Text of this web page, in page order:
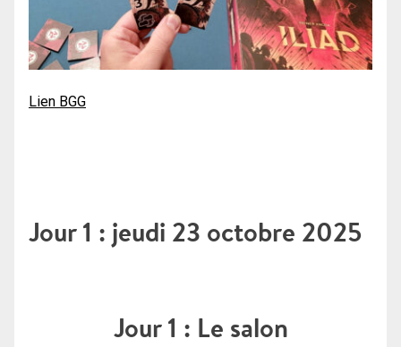
Lien BGG
Jour 1 : jeudi 23 octobre 2025
Jour 1 : Le salon